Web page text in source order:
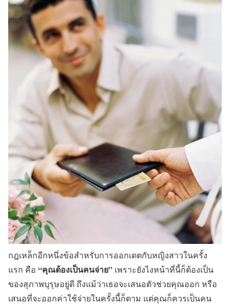
กฎเหล็กอีกหนึ่งข้อสำหรับการออกเดตกับหญิงสาวในครั้ง
แรก คือ “คุณต้องเป็นคนจ่าย” เพราะยังไงหน้าที่นี้ก็ต้องเป็น
ของสุภาพบุรุษอยู่ดี ถึงแม้ว่าเธอจะเสนอตัวช่วยคุณออก หรือ
เสนอที่จะออกค่าใช้จ่ายในครั้งนี้ก็ตาม แต่คุณก็ควรเป็นคน